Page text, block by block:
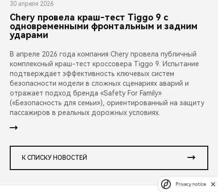
30 апреля 2026
Chery провела краш-тест Tiggo 9 с
одновременными фронтальным и задним
ударами
В апреле 2026 года компания Chery провела публичный
комплексный краш-тест кроссовера Tiggo 9. Испытание
подтверждает эффективность ключевых систем
безопасности модели в сложных сценариях аварий и
отражает подход бренда «Safety For Family»
(«Безопасность для семьи»), ориентированный на защиту
пассажиров в реальных дорожных условиях.
К СПИСКУ НОВОСТЕЙ
Privacy notice